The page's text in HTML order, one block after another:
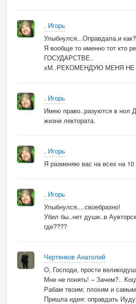
. Игорь
Улыбнулся...Оправдала.и
Я вообще то именно тот кто
ГОСУДАРСТВЕ..
хМ..РЕКОМЕНДУЮ МЕНЯ НЕ
. Игорь
Имею право..разуются в нол
жизни лектората.
. Игорь
Я разменяю вас на всех на
. Игорь
Улыбнулся....своебразно!
Убил бы..нет души..в
где????
Чертенков Анатолий
О, Господи, прости
Мне не понять! – Зачем?..
Рабам твоим: плохим и
Пришла идея: оправдать